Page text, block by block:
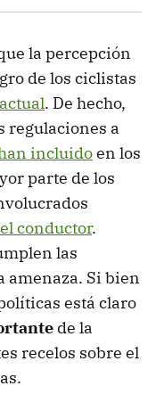
la percepción
de los ciclistas
. De hecho,
regulaciones a
incluidoen los
parte de los
conductor.
las
amenaza. Si bien
está claro
de la
recelos sobre el